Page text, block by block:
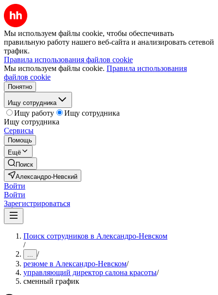
Мы используем файлы cookie, чтобы обеспечивать
правильную работу нашего веб-сайта и анализировать сетевой
трафик.
Правила использования файлов cookie
Мы используем файлы cookie. Правила использования
файлов cookie
Понятно
Ищу сотрудника
Ищу работу
Ищу сотрудника
Ищу сотрудника
Сервисы
Помощь
Ещё
Поиск
Александро-Невский
Войти
Войти
Зарегистрироваться
Поиск сотрудников в Александро-Невском
/
... /
резюме в Александро-Невском/
управляющий директор салона красоты/
сменный график